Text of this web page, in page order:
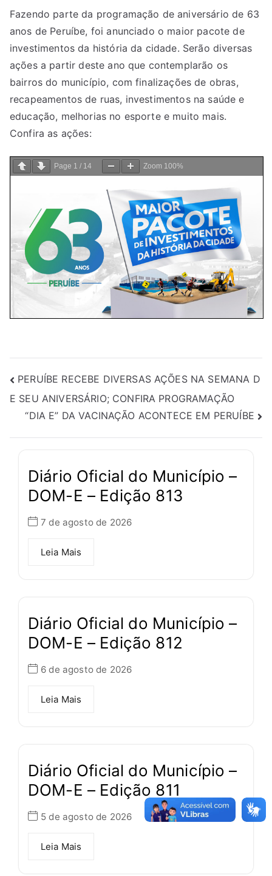
Fazendo parte da programação de aniversário de 63
anos de Peruíbe, foi anunciado o maior pacote de
investimentos da história da cidade. Serão diversas
ações a partir deste ano que contemplarão os
bairros do município, com finalizações de obras,
recapeamentos de ruas, investimentos na saúde e
educação, melhorias no esporte e muito mais.
Confira as ações:
Page 1 / 14 Zoom 100%
PERUÍBE RECEBE DIVERSAS AÇÕES NA SEMANA D
E SEU ANIVERSÁRIO; CONFIRA PROGRAMAÇÃO
“DIA E” DA VACINAÇÃO ACONTECE EM PERUÍBE
Diário Oficial do Município –
DOM-E – Edição 813
7 de agosto de 2026
Leia Mais
Diário Oficial do Município –
DOM-E – Edição 812
6 de agosto de 2026
Leia Mais
Diário Oficial do Município –
DOM-E – Edição 811
5 de agosto de 2026
Leia Mais